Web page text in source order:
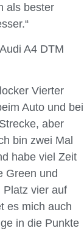
als bester
A4 DTM
Vierter
Auto und bei
aber
bin zwei Mal
habe viel Zeit
Green und
Platz vier auf
es mich auch
in die Punkte